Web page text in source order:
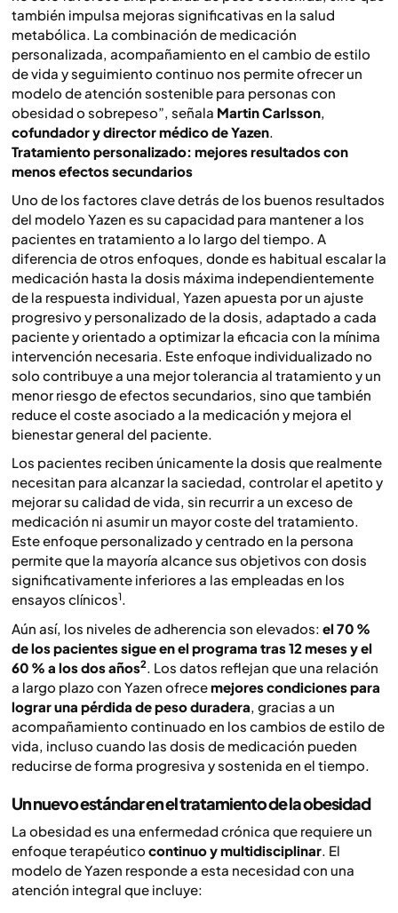
también impulsa mejoras significativas en la salud
metabólica. La combinación de medicación
personalizada, acompañamiento en el cambio de estilo
de vida y seguimiento continuo nos permite ofrecer un
modelo de atención sostenible para personas con
obesidad o sobrepeso” , señala Martin Carlsson
cofundador y director médico deYazen
Tratamiento personalizado: mejores resultados con
menos efectos secundarios
Uno de los factores clave detrás de los buenos resultados
del modelo Yazen es su capacidad para mantener a los
pacientes en tratamiento a lo largo del tiempo. A
diferencia de otros enfoques, donde es habitual escalar la
medicación hasta la dosis máxima independientemente
de la respuesta individual, Yazen apuesta por un ajuste
progresivo y personalizado de la dosis, adaptado a cada
paciente y orientado a optimizar la eficacia con la mínima
intervención necesaria. Este enfoque individualizado no
solo contribuye a una mejor tolerancia al tratamiento y un
menor riesgo de efectos secundarios, sino que también
reduce el coste asociado a la medicación y mejora el
bienestar general del paciente.
Los pacientes reciben únicamente la dosis que realmente
necesitan para alcanzar la saciedad, controlar el apetito y
mejorar su calidad de vida, sin recurrir a un exceso de
medicación ni asumir un mayor coste del tratamiento.
Este enfoque personalizado y centrado en la persona
permite que la mayoría alcance sus objetivos con dosis
significativamente inferiores a las empleadas en los
ensayos clínicos1.
Aún así, los niveles de adherencia son elevados: el 70 %
de los pacientes sigue en el programa tras 12 meses y el
60 % a los dos años2 . Los datos reflejan que una relación
a largo plazo con Yazen ofrecemejores condiciones para
lograr una pérdida de peso duradera , gracias a un
acompañamiento continuado en los cambios de estilo de
vida, incluso cuando las dosis de medicación pueden
reducirse de forma progresiva y sostenida en el tiempo.
Un nuevo estándar en el tratamiento de la obesidad
La obesidad es una enfermedad crónica que requiere un
enfoque terapéutico continuo y multidisciplinar. El
modelo de Yazen responde a esta necesidad con una
atención integral que incluye: